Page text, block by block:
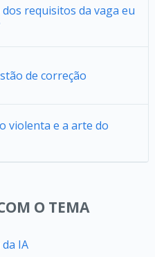
requisitos da vaga eu
de correção
violenta e a arte do
O TEMA
IA